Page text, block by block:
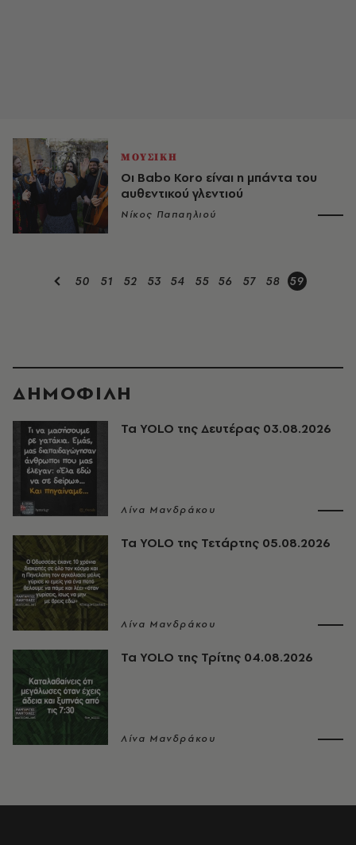
ΜΟΥΣΙΚΗ
Οι Babo Koro είναι η μπάντα του
αυθεντικού γλεντιού
Νίκος Παπαηλιού
50 51 52 53 54 55 56 57 58 59
ΔΗΜΟΦΙΛΗ
Τα YOLO της Δευτέρας 03.08.2026
Λίνα Μανδράκου
Τα YOLO της Τετάρτης 05.08.2026
Λίνα Μανδράκου
Τα YOLO της Τρίτης 04.08.2026
Λίνα Μανδράκου